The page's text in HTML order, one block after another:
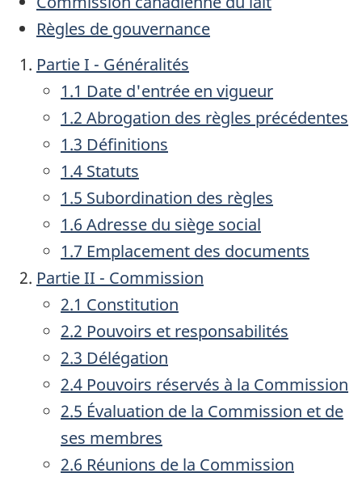
Règles de gouvernance
Partie I - Généralités
1.1 Date d'entrée en vigueur
1.2 Abrogation des règles précédentes
1.3 Définitions
1.4 Statuts
1.5 Subordination des règles
1.6 Adresse du siège social
1.7 Emplacement des documents
Partie II - Commission
2.1 Constitution
2.2 Pouvoirs et responsabilités
2.3 Délégation
2.4 Pouvoirs réservés à la Commission
2.5 Évaluation de la Commission et de
ses membres
2.6 Réunions de la Commission